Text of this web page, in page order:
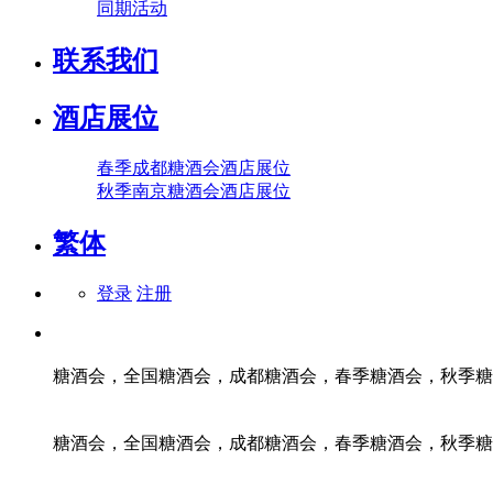
同期活动
联系我们
酒店展位
春季成都糖酒会酒店展位
秋季南京糖酒会酒店展位
繁体
登录 注册
糖酒会，全国糖酒会，成都糖酒会，春季糖酒会，秋季
糖酒会，全国糖酒会，成都糖酒会，春季糖酒会，秋季